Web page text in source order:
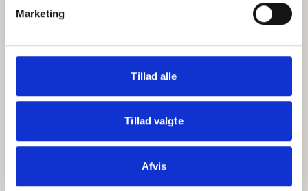
Marketing
Tillad alle
Tillad valgte
Afvis
Hvem er CEPOS
Medarbejdere
ABCepos
Podcast